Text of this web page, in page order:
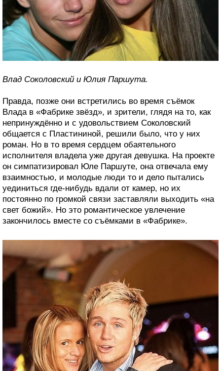
Влад Соколовский и Юлия Паршута.
Правда, позже они встретились во время съёмок
Влада в «Фабрике звёзд», и зрители, глядя на то, как
непринуждённо и с удовольствием Соколовский
общается с Пластининой, решили было, что у них
роман. Но в то время сердцем обаятельного
исполнителя владела уже другая девушка. На проекте
он симпатизировал Юле Паршуте, она отвечала ему
взаимностью, и молодые люди то и дело пытались
уединиться где-нибудь вдали от камер, но их
постоянно по громкой связи заставляли выходить «на
свет божий». Но это романтическое увлечение
закончилось вместе со съёмками в «Фабрике».